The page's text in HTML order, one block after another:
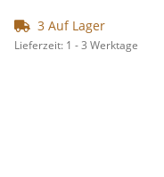
3 Auf Lager
Lieferzeit: 1 - 3 Werktage